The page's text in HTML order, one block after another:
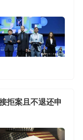
拒案且不退还申